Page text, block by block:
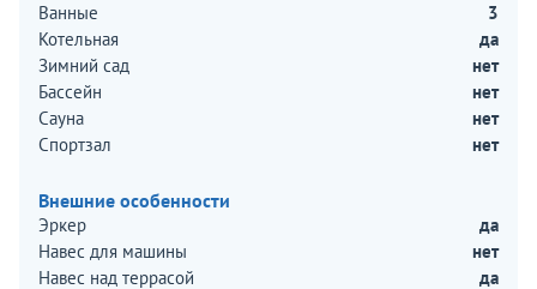
Ванные
3
Котельная
да
Зимний сад
нет
Бассейн
нет
Сауна
нет
Спортзал
нет
Внешние особенности
Эркер
да
Навес для машины
нет
Навес над террасой
да